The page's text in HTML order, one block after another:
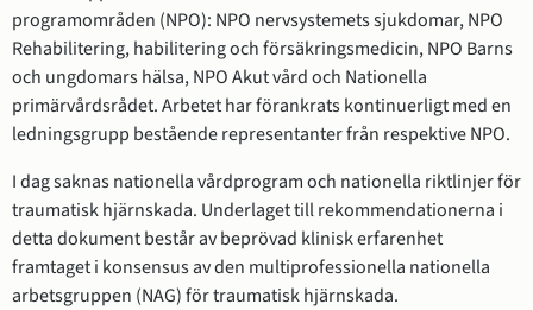
programområden (NPO): NPO nervsystemets sjukdomar, NPO
Rehabilitering, habilitering och försäkringsmedicin, NPO Barns
och ungdomars hälsa, NPO Akut vård och Nationella
primärvårdsrådet. Arbetet har förankrats kontinuerligt med en
ledningsgrupp bestående representanter från respektive NPO.
I dag saknas nationella vårdprogram och nationella riktlinjer för
traumatisk hjärnskada. Underlaget till rekommendationerna i
detta dokument består av beprövad klinisk erfarenhet
framtaget i konsensus av den multiprofessionella nationella
arbetsgruppen (NAG) för traumatisk hjärnskada.